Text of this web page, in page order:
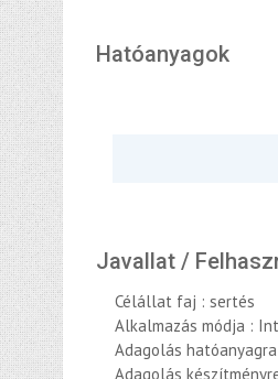
Hatóanyagok
Javallat /
Célállat faj : sertés
Alkalmazás módja :
Adagolás
Adagolás